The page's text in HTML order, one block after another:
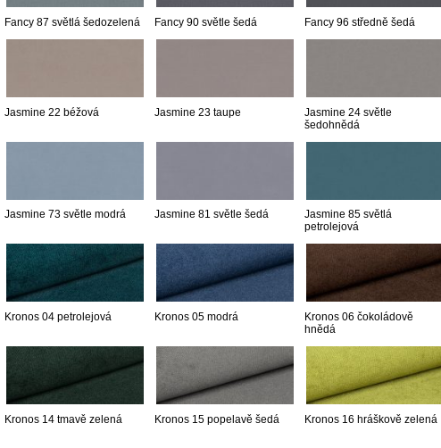
Fancy 87 světlá šedozelená Fancy 90 světle šedá Fancy 96 středně šedá
Jasmine 22 béžová Jasmine 23 taupe
Jasmine 24 světle
šedohnědá
Jasmine 73 světle modrá Jasmine 81 světle šedá
Jasmine 85 světlá
petrolejová
Kronos 04 petrolejová Kronos 05 modrá
Kronos 06 čokoládově
hnědá
Kronos 14 tmavě zelená Kronos 15 popelavě šedá Kronos 16 hráškově zelená